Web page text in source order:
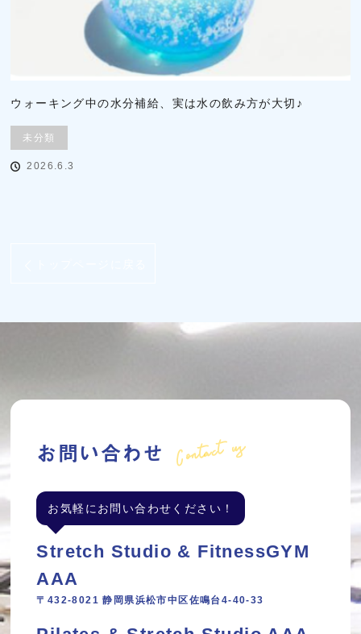
ウォーキング中の水分補給、実は水の飲み方が大切♪
未分類
2026.6.3
お問い合わせ Contact us
お気軽にお問い合わせください！
Stretch Studio & FitnessGYM
AAA
〒432-8021 静岡県浜松市中区佐鳴台4-40-33